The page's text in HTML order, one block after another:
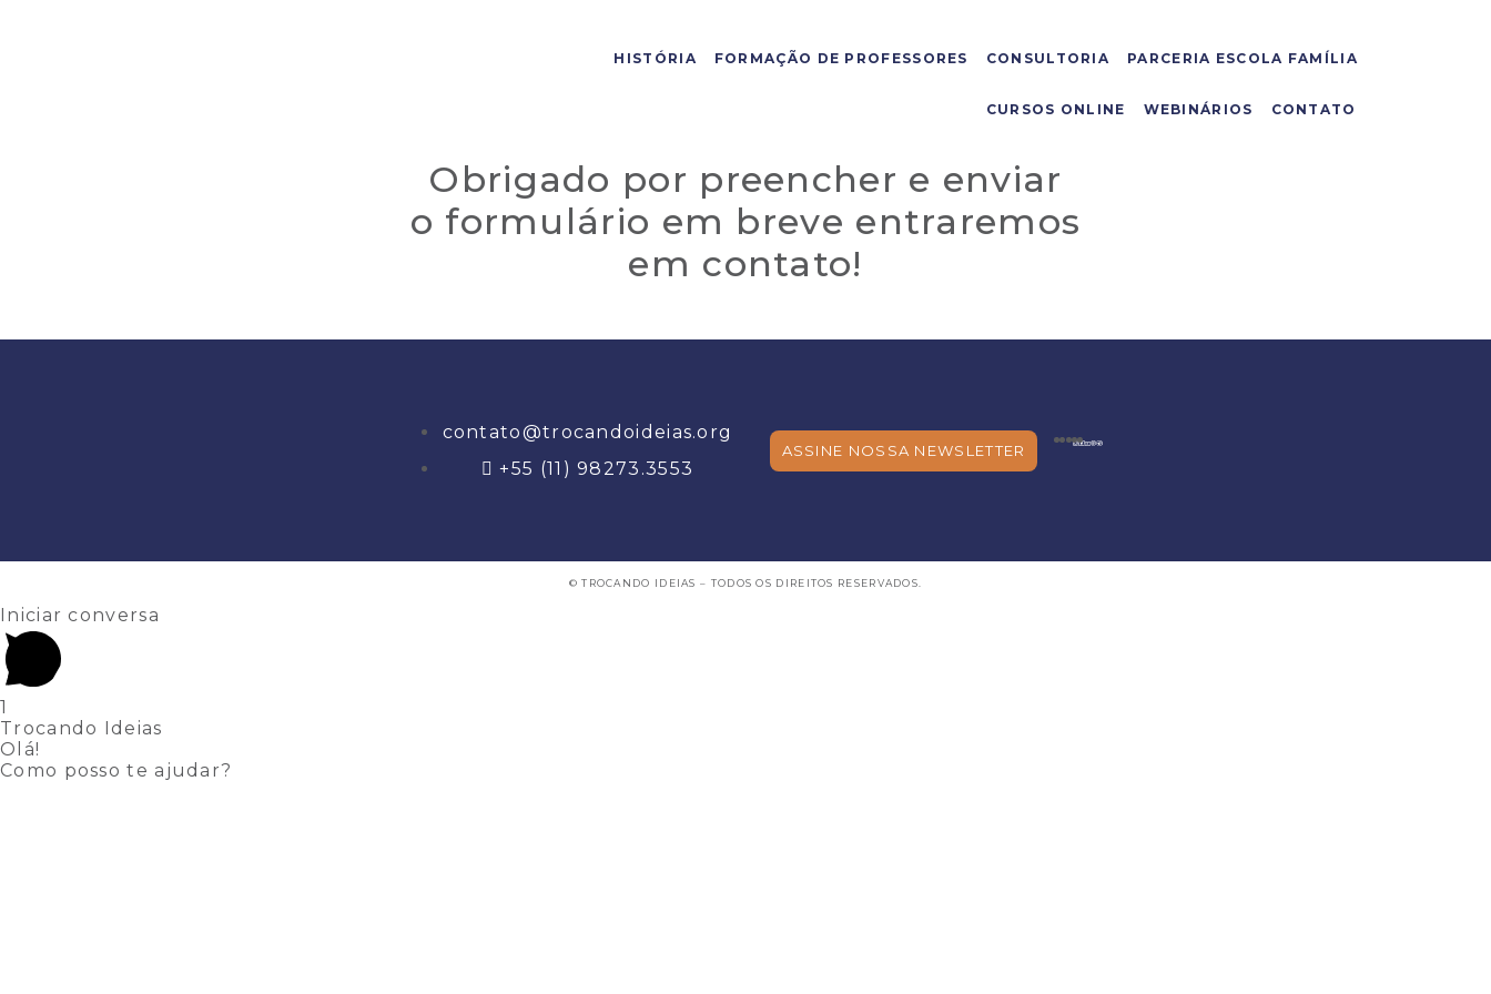
HISTÓRIA FORMAÇÃO DE PROFESSORES CONSULTORIA PARCERIA ESCOLA FAMÍLIA
CURSOS ONLINE WEBINÁRIOS CONTATO
Obrigado por preencher e enviar
o formulário em breve entraremos
em contato!
contato@trocandoideias.org
+55 (11) 98273.3553
ASSINE NOSSA NEWSLETTER
© TROCANDO IDEIAS – TODOS OS DIREITOS RESERVADOS.
Iniciar conversa
1
Trocando Ideias
Olá!
Como posso te ajudar?